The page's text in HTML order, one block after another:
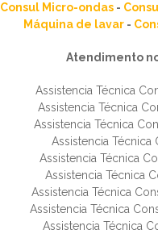
Consul Micro-ondas-
Máquina de lavar-
Atendimento
Assistencia Técnica
Assistencia Técnica
Assistencia Técnica
Assistencia Técnica
Assistencia Técnica
Assistencia Técnica
Assistencia Técnica
Assistencia Técnica
Assistencia Técnica